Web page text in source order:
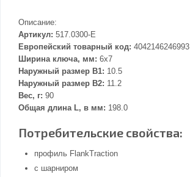
Описание:
Артикул: 517.0300-E
Европейский товарный код: 4042146246993
Ширина ключа, мм: 6x7
Наружный размер В1: 10.5
Наружный размер В2: 11.2
Вес, г: 90
Общая длина L, в мм: 198.0
Потребительские свойства:
профиль FlankTraction
с шарниром